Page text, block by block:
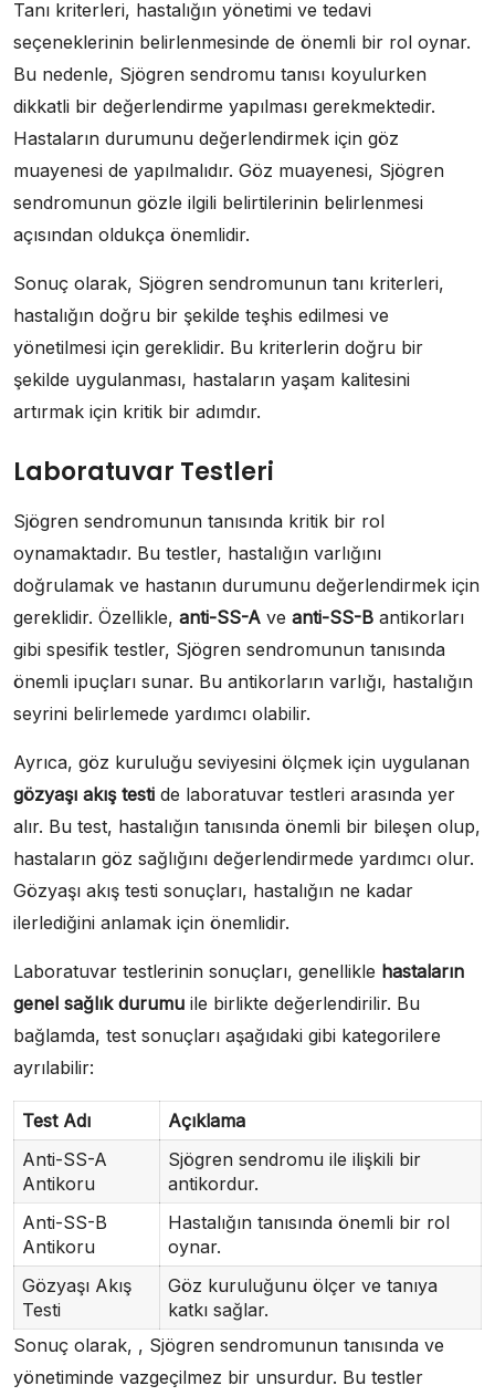
Tanı kriterleri, hastalığın yönetimi ve tedavi
seçeneklerinin belirlenmesinde de önemli bir rol oynar.
Bu nedenle, Sjögren sendromu tanısı koyulurken
dikkatli bir değerlendirme yapılması gerekmektedir.
Hastaların durumunu değerlendirmek için göz
muayenesi de yapılmalıdır. Göz muayenesi, Sjögren
sendromunun gözle ilgili belirtilerinin belirlenmesi
açısından oldukça önemlidir.
Sonuç olarak, Sjögren sendromunun tanı kriterleri,
hastalığın doğru bir şekilde teşhis edilmesi ve
yönetilmesi için gereklidir. Bu kriterlerin doğru bir
şekilde uygulanması, hastaların yaşam kalitesini
artırmak için kritik bir adımdır.
Laboratuvar Testleri
Sjögren sendromunun tanısında kritik bir rol
oynamaktadır. Bu testler, hastalığın varlığını
doğrulamak ve hastanın durumunu değerlendirmek için
gereklidir. Özellikle, anti-SS-A ve anti-SS-B antikorları
gibi spesifik testler, Sjögren sendromunun tanısında
önemli ipuçları sunar. Bu antikorların varlığı, hastalığın
seyrini belirlemede yardımcı olabilir.
Ayrıca, göz kuruluğu seviyesini ölçmek için uygulanan
gözyaşı akış testi de laboratuvar testleri arasında yer
alır. Bu test, hastalığın tanısında önemli bir bileşen olup,
hastaların göz sağlığını değerlendirmede yardımcı olur.
Gözyaşı akış testi sonuçları, hastalığın ne kadar
ilerlediğini anlamak için önemlidir.
Laboratuvar testlerinin sonuçları, genellikle hastaların
genel sağlık durumu ile birlikte değerlendirilir. Bu
bağlamda, test sonuçları aşağıdaki gibi kategorilere
ayrılabilir:
Test Adı
Açıklama
Anti-SS-A
Antikoru
Sjögren sendromu ile ilişkili bir
antikordur.
Anti-SS-B
Antikoru
Hastalığın tanısında önemli bir rol
oynar.
Gözyaşı Akış
Testi
Göz kuruluğunu ölçer ve tanıya
katkı sağlar.
Sonuç olarak, , Sjögren sendromunun tanısında ve
yönetiminde vazgeçilmez bir unsurdur. Bu testler